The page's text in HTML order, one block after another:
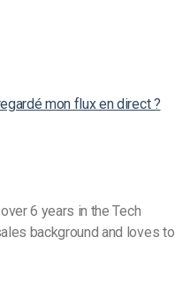
mon flux en direct ?
6 years in the Tech
background and loves to